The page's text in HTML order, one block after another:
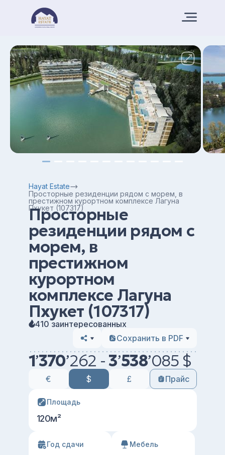
Hayat Estate
Просторные резиденции рядом с морем, в
престижном курортном комплексе Лагуна
Пхукет (107317)
Просторные
резиденции рядом с
морем, в
престижном
курортном
комплексе Лагуна
Пхукет (107317)
410 заинтересованных
Сохранить в PDF
1’370’262 - 3’538’085 $
€ $ £ Прайс
Площадь
120м²
Год сдачи Мебель